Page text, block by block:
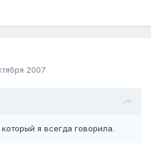
2007
я всегда говорила.